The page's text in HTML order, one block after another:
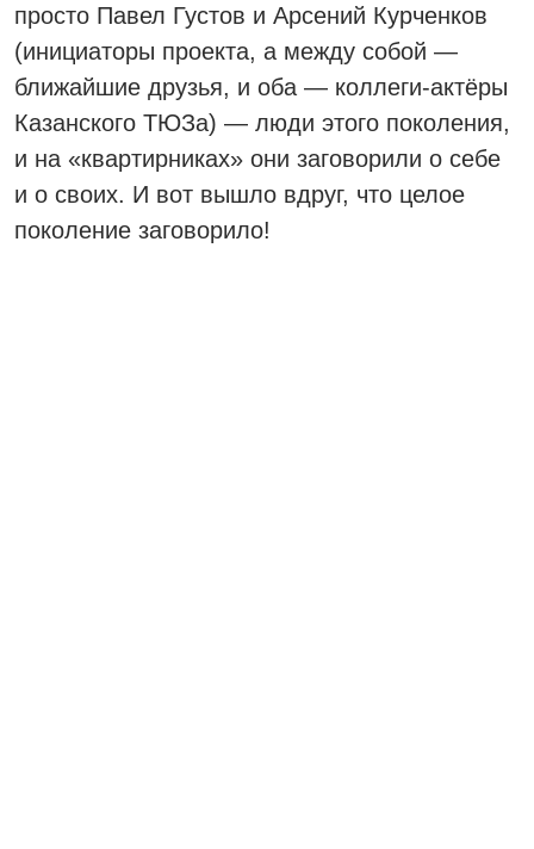
просто Павел Густов и Арсений Курченков
(инициаторы проекта, а между собой —
ближайшие друзья, и оба — коллеги-актёры
Казанского ТЮЗа) — люди этого поколения,
и на «квартирниках» они заговорили о себе
и о своих. И вот вышло вдруг, что целое
поколение заговорило!